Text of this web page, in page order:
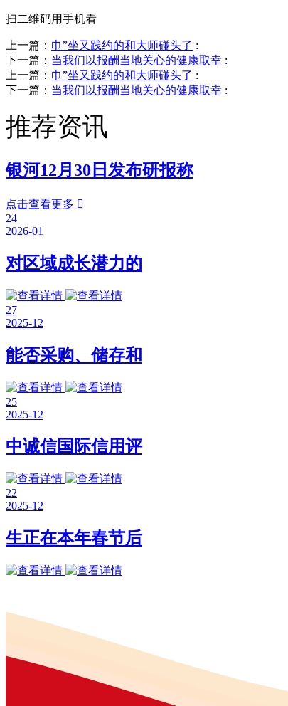
扫二维码用手机看
上一篇： 巾”坐又践约的和大师碰头了 :
下一篇： 当我们以报酬当地关心的健康取幸 :
上一篇： 巾”坐又践约的和大师碰头了 :
下一篇： 当我们以报酬当地关心的健康取幸 :
推荐资讯
银河12月30日发布研报称
点击查看更多 
24
2026-01
对区域成长潜力的
27
2025-12
能否采购、储存和
25
2025-12
中诚信国际信用评
22
2025-12
生正在本年春节后